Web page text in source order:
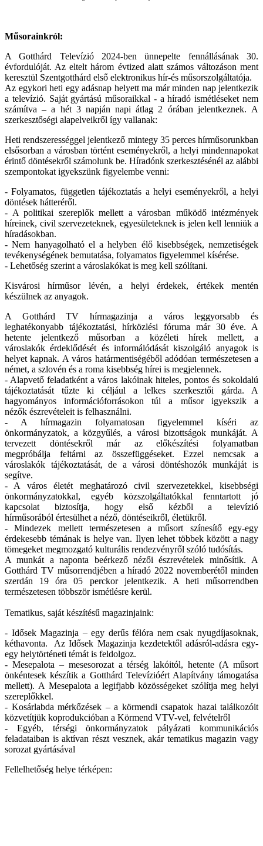
Műsorainkról:
A Gotthárd Televízió 2024-ben ünnepelte fennállásának 30.
évfordulóját. Az eltelt három évtized alatt számos változáson ment
keresztül Szentgotthárd első elektronikus hír-és műsorszolgáltatója.
Az egykori heti egy adásnap helyett ma már minden nap jelentkezik
a televízió. Saját gyártású műsoraikkal - a híradó ismétléseket nem
számítva – a hét 3 napján napi átlag 2 órában jelentkeznek. A
szerkesztőségi alapelveikről így vallanak:
Heti rendszerességgel jelentkező mintegy 35 perces hírműsorunkban
elsősorban a városban történt eseményekről, a helyi mindennapokat
érintő döntésekről számolunk be. Híradónk szerkesztésénél az alábbi
szempontokat igyekszünk figyelembe venni:
- Folyamatos, független tájékoztatás a helyi eseményekről, a helyi
döntések hátteréről.
- A politikai szereplők mellett a városban működő intézmények
híreinek, civil szervezeteknek, egyesületeknek is jelen kell lenniük a
híradásokban.
- Nem hanyagolható el a helyben élő kisebbségek, nemzetiségek
tevékenységének bemutatása, folyamatos figyelemmel kísérése.
- Lehetőség szerint a városlakókat is meg kell szólítani.
Kisvárosi hírműsor lévén, a helyi érdekek, értékek mentén
készülnek az anyagok.
A Gotthárd TV hírmagazinja a város leggyorsabb és
leghatékonyabb tájékoztatási, hírközlési fóruma már 30 éve. A
hetente jelentkező műsorban a közéleti hírek mellett, a
városlakók érdeklődését és informálódását kiszolgáló anyagok is
helyet kapnak. A város határmentiségéből adódóan természetesen a
német, a szlovén és a roma kisebbség hírei is megjelennek.
- Alapvető feladatként a város lakóinak hiteles, pontos és sokoldalú
tájékoztatását tűzte ki céljául a lelkes szerkesztői gárda. A
hagyományos információforrásokon túl a műsor igyekszik a
nézők észrevételeit is felhasználni.
- A hírmagazin folyamatosan figyelemmel kíséri az
önkormányzatok, a közgyűlés, a városi bizottságok munkáját. A
tervezett döntésekről már az előkészítési folyamatban
megpróbálja feltárni az összefüggéseket. Ezzel nemcsak a
városlakók tájékoztatását, de a városi döntéshozók munkáját is
segítve.
- A város életét meghatározó civil szervezetekkel, kisebbségi
önkormányzatokkal, egyéb közszolgáltatókkal fenntartott jó
kapcsolat biztosítja, hogy első kézből a televízió
hírműsorából értesülhet a néző, döntéseikről, életükről.
- Mindezek mellett természetesen a műsort színesítő egy-egy
érdekesebb témának is helye van. Ilyen lehet többek között a nagy
tömegeket megmozgató kulturális rendezvényről szóló tudósítás.
A munkát a naponta beérkező nézői észrevételek minősítik. A
Gotthárd TV műsorrendjében a híradó 2022 novemberétől minden
szerdán 19 óra 05 perckor jelentkezik. A heti műsorrendben
természetesen többször ismétlésre kerül.
Tematikus, saját készítésű magazinjaink:
- Idősek Magazinja – egy derűs félóra nem csak nyugdíjasoknak,
kéthavonta. Az Idősek Magazinja kezdetektől adásról-adásra egy-
egy helytörténeti témát is feldolgoz.
- Mesepalota – mesesorozat a térség lakóitól, hetente (A műsort
önkéntesek készítik a Gotthárd Televízióért Alapítvány támogatása
mellett). A Mesepalota a legifjabb közösségeket szólítja meg helyi
szereplőkkel.
- Kosárlabda mérkőzések – a körmendi csapatok hazai találkozóit
közvetítjük koprodukcióban a Körmend VTV-vel, felvételről
- Egyéb, térségi önkormányzatok pályázati kommunikációs
feladataiban is aktívan részt vesznek, akár tematikus magazin vagy
sorozat gyártásával
Fellelhetőség helye térképen: